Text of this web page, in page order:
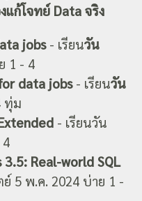
ก้โจทย์ Data จริง
jobs- เรียนวัน
1 - 4
data jobs- เรียนวัน
ทุ่ม
- เรียนวัน
Real-world SQL
5 พ.ค. 2024 บ่าย 1 -